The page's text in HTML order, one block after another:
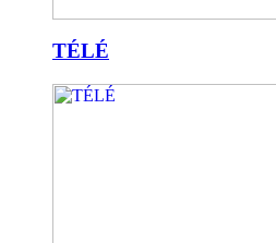
TÉLÉ